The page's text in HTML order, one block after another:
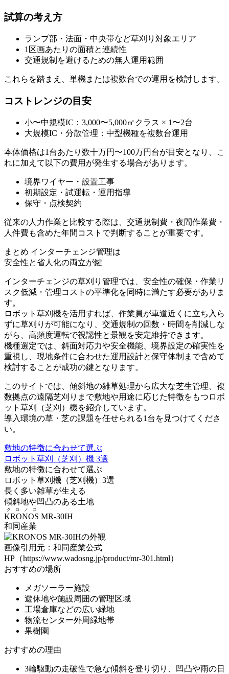
試算の考え方
ランプ部・法面・中央帯など草刈り対象エリア
1区画あたりの面積と連続性
交通規制を避けるための無人運用範囲
これらを踏まえ、単機または複数台での運用を検討します。
コストレンジの目安
小〜中規模IC：3,000〜5,000㎡クラス × 1〜2台
大規模IC・分散管理：中型機種を複数台運用
本体価格は1台あたり数十万円〜100万円台が目安となり、こ
れに加えて以下の費用が発生する場合があります。
境界ワイヤー・設置工事
初期設定・試運転・運用指導
保守・点検契約
従来の人力作業と比較する際は、 交通規制費・夜間作業費・
人件費も含めた年間コストで判断することが重要です。
まとめ インターチェンジ管理は
安全性と省人化の両立が鍵
インターチェンジの草刈り管理では、安全性の確保・作業リ
スク低減・管理コストの平準化を同時に満たす必要がありま
す。
ロボット草刈機を活用すれば、作業員が車道近くに立ち入ら
ずに草刈りが可能になり、交通規制の回数・時間を削減しな
がら、高頻度運転で視認性と景観を安定維持できます。
機種選定では、斜面対応力や安全機能、境界設定の確実性を
重視し、現地条件に合わせた運用設計と保守体制まで含めて
検討することが成功の鍵となります。
このサイトでは、傾斜地の雑草処理から広大な芝生管理、複
数拠点の遠隔芝刈りまで敷地や用途に応じた特徴をもつロボ
ット草刈（芝刈）機を紹介 しています。
導入環境の草・芝の課題を任せられる1台を見つけてくださ
い。
敷地の特徴に合わせて選ぶ
ロボット草刈（芝刈）機 3選
敷地の特徴に合わせて選ぶ
ロボット草刈機（芝刈機）3選
長く多い雑草が生える
傾斜地や凹凸のある土地
KRONOS
クロノス
MR-30IH
和同産業
画像引用元：和同産業公式
HP（https://www.wadosng.jp/product/mr-301.html）
おすすめの場所
メガソーラー施設
遊休地や施設周囲の管理区域
工場倉庫などの広い緑地
物流センター外周緑地帯
果樹園
おすすめの理由
3輪駆動の走破性で急な傾斜を登り切り、凹凸や雨の日